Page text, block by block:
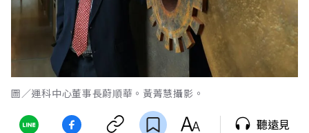
圖／運科中心董事長蔚順華。黃菁慧攝影。
聽遠見